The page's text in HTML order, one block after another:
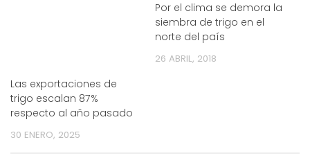
Las exportaciones de
trigo escalan 87%
respecto al año pasado
30 ENERO, 2025
Por el clima se demora la
siembra de trigo en el
norte del país
26 ABRIL, 2018